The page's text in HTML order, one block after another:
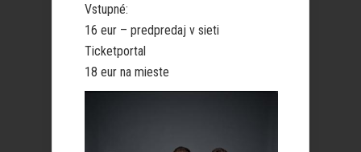
Vstupné:
16 eur – predpredaj v sieti
Ticketportal
18 eur na mieste